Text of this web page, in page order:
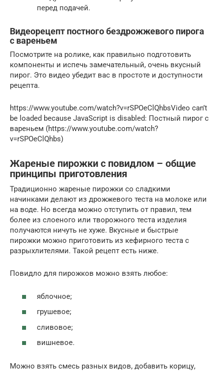
перед подачей.
Видеорецепт постного бездрожжевого пирога
с вареньем
Посмотрите на ролике, как правильно подготовить
компоненты и испечь замечательный, очень вкусный
пирог. Это видео убедит вас в простоте и доступности
рецепта.
https://www.youtube.com/watch?v=rSPOeClQhbsVideo can’t
be loaded because JavaScript is disabled: Постный пирог с
вареньем (https://www.youtube.com/watch?
v=rSPOeClQhbs)
Жареные пирожки с повидлом – общие
принципы приготовления
Традиционно жареные пирожки со сладкими
начинками делают из дрожжевого теста на молоке или
на воде. Но всегда можно отступить от правил, тем
более из слоеного или творожного теста изделия
получаются ничуть не хуже. Вкусные и быстрые
пирожки можно приготовить из кефирного теста с
разрыхлителями. Такой рецепт есть ниже.
Повидло для пирожков можно взять любое:
яблочное;
грушевое;
сливовое;
вишневое.
Можно взять смесь разных видов, добавить корицу,